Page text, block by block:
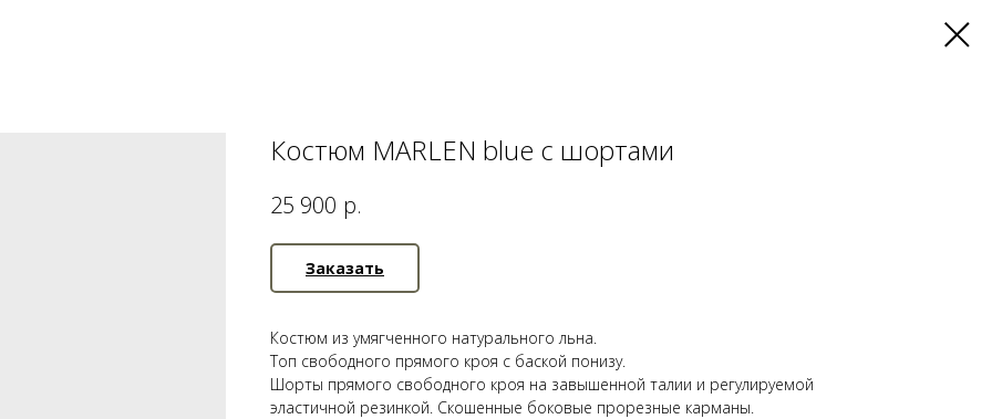
Костюм MARLEN blue с шортами
25 900 р.
Заказать
Костюм из умягченного натурального льна.
Топ свободного прямого кроя с баской понизу.
Шорты прямого свободного кроя на завышенной талии и регулируемой
эластичной резинкой. Скошенные боковые прорезные карманы.